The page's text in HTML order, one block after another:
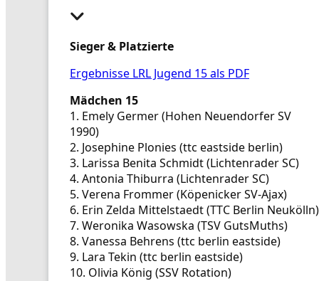
Sieger & Platzierte
Ergebnisse LRL Jugend 15 als PDF
Mädchen 15
1. Emely Germer (Hohen Neuendorfer SV
1990)
2. Josephine Plonies (ttc eastside berlin)
3. Larissa Benita Schmidt (Lichtenrader SC)
4. Antonia Thiburra (Lichtenrader SC)
5. Verena Frommer (Köpenicker SV-Ajax)
6. Erin Zelda Mittelstaedt (TTC Berlin Neukölln)
7. Weronika Wasowska (TSV GutsMuths)
8. Vanessa Behrens (ttc berlin eastside)
9. Lara Tekin (ttc berlin eastside)
10. Olivia König (SSV Rotation)